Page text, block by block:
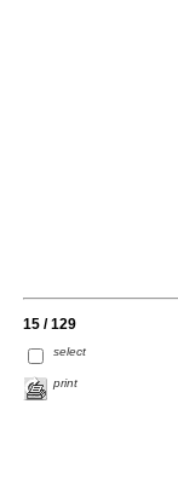
15 / 129
select
print